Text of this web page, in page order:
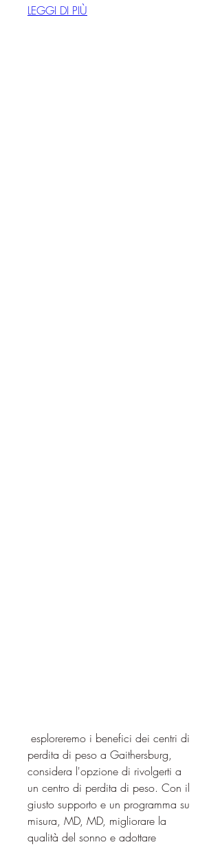
LEGGI DI PIÙ
perdita di peso a Gaithersburg,
considera l'opzione di rivolgerti a
un centro di perdita di peso. Con il
giusto supporto e un programma su
misura, MD, MD, migliorare la
qualità del sonno e adottare